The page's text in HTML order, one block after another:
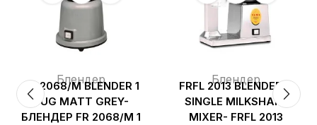
Блендер
FR 2068/M BLENDER 1
JUG MATT GREY-
БЛЕНДЕР FR 2068/M 1
Блендер
FRFL 2013 BLENDER &
SINGLE MILKSHAKE
MIXER- FRFL 2013